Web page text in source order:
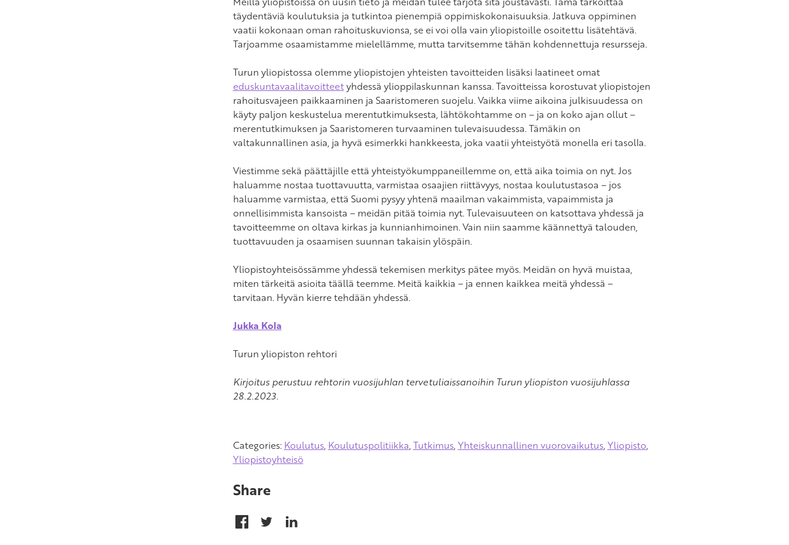
täydentäviä koulutuksia ja tutkintoa pienempiä oppimiskokonaisuuksia. Jatkuva oppiminen
vaatii kokonaan oman rahoituskuvionsa, se ei voi olla vain yliopistoille osoitettu lisätehtävä.
Tarjoamme osaamistamme mielellämme, mutta tarvitsemme tähän kohdennettuja resursseja.
Turun yliopistossa olemme yliopistojen yhteisten tavoitteiden lisäksi laatineet omat
eduskuntavaalitavoitteetyhdessä ylioppilaskunnan kanssa. Tavoitteissa korostuvat yliopistojen
rahoitusvajeen paikkaaminen ja Saaristomeren suojelu. Vaikka viime aikoina julkisuudessa on
käyty paljon keskustelua merentutkimuksesta, lähtökohtamme on – ja on koko ajan ollut –
merentutkimuksen ja Saaristomeren turvaaminen tulevaisuudessa. Tämäkin on
valtakunnallinen asia, ja hyvä esimerkki hankkeesta, joka vaatii yhteistyötä monella eri tasolla.
Viestimme sekä päättäjille että yhteistyökumppaneillemme on, että aika toimia on nyt. Jos
haluamme nostaa tuottavuutta, varmistaa osaajien riittävyys, nostaa koulutustasoa – jos
haluamme varmistaa, että Suomi pysyy yhtenä maailman vakaimmista, vapaimmista ja
onnellisimmista kansoista – meidän pitää toimia nyt. Tulevaisuuteen on katsottava yhdessä ja
tavoitteemme on oltava kirkas ja kunnianhimoinen. Vain niin saamme käännettyä talouden,
tuottavuuden ja osaamisen suunnan takaisin ylöspäin.
Yliopistoyhteisössämme yhdessä tekemisen merkitys pätee myös. Meidän on hyvä muistaa,
miten tärkeitä asioita täällä teemme. Meitä kaikkia – ja ennen kaikkea meitä yhdessä –
tarvitaan. Hyvän kierre tehdään yhdessä.
Jukka Kola
Turun yliopiston rehtori
Kirjoitus perustuu rehtorin vuosijuhlan tervetuliaissanoihin Turun yliopiston vuosijuhlassa
28.2.2023.
Categories: Koulutus, Koulutuspolitiikka,Tutkimus,Yhteiskunnallinen vuorovaikutus,Yliopisto,
Yliopistoyhteisö
Share